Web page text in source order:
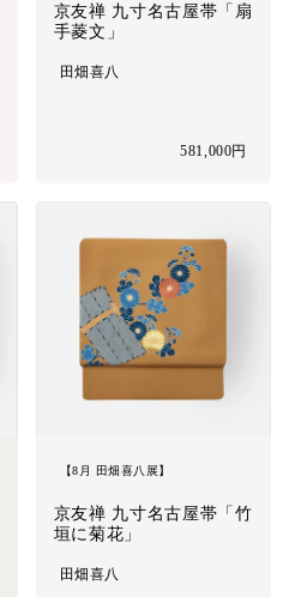
京友禅 九寸名古屋帯「扇
手菱文」
田畑喜八
581,000円
【8月 田畑喜八展】
京友禅 九寸名古屋帯「竹
垣に菊花」
田畑喜八